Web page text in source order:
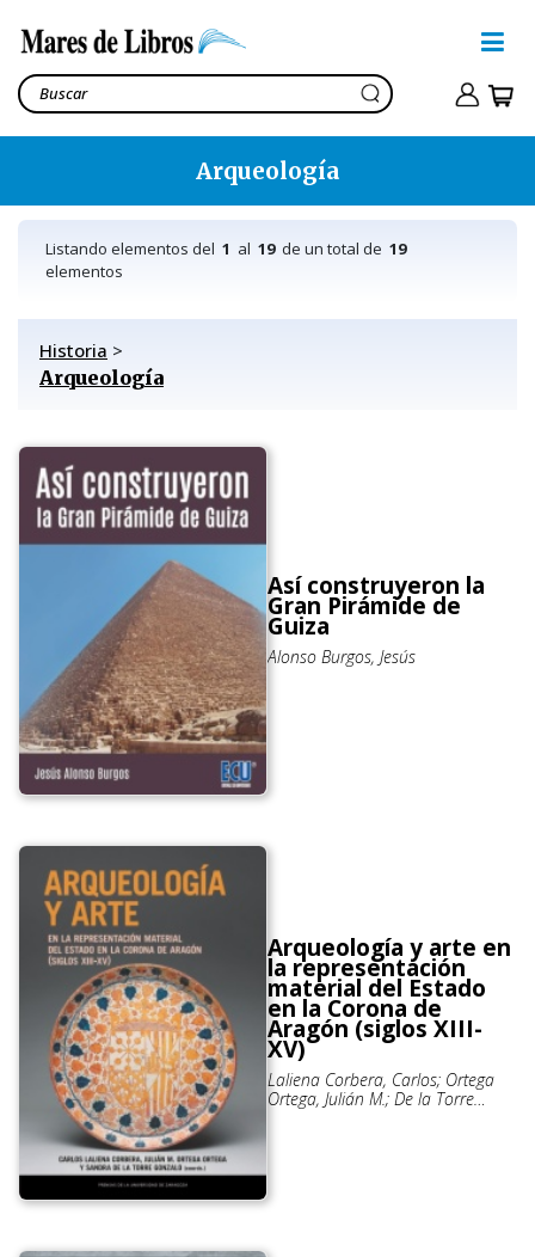
Arqueología
Listando elementos del 1 al 19de un total de 19
elementos
Historia >
Arqueología
Así construyeron la
Gran Pirámide de
Guiza
Alonso Burgos, Jesús
Arqueología y arte en
la representación
material del Estado
en la Corona de
Aragón (siglos XIII-
XV)
Laliena Corbera, Carlos; Ortega
Ortega, Julián M.; De la Torre